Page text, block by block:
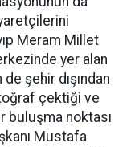
Meram Millet
yer alan
şehir dışından
çektiği ve
buluşma noktası
Mustafa